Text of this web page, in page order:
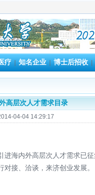
疗|知名企业|博士后招收|
高层次人才需求目录
04-04 14:29:17
海内外高层次人才需求已
接、洽谈，来济创业发展。